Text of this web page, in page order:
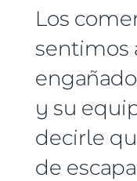
Los
sentimos
y su
decirle
de